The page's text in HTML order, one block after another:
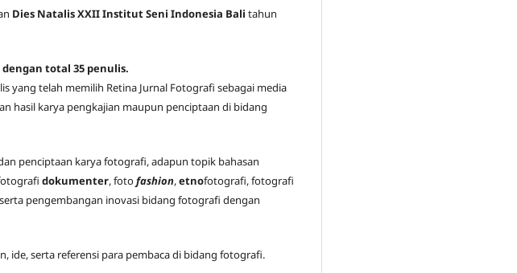
Dies Natalis XXII Institut Seni Indonesia Balitahun
total 35 penulis.
yang telah memilih Retina Jurnal Fotografi sebagai media
hasil karya pengkajian maupun penciptaan di bidang
penciptaan karya fotografi, adapun topik bahasan
dokumenter, fotofashion,etnofotografi, fotografi
pengembangan inovasi bidang fotografi dengan
ide, serta referensi para pembaca di bidang fotografi.